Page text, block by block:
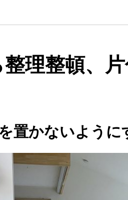
理整頓、
置かないように